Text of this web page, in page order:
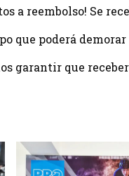
a reembolso! Se
que poderá
garantir que